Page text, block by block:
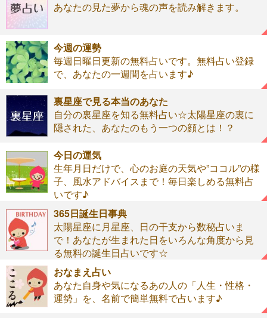
あなたの見た夢から魂の声を読み解きます。
今週の運勢
毎週日曜日更新の無料占いです。無料占い登録
で、あなたの一週間を占います♪
裏星座で見る本当のあなた
自分の裏星座を知る無料占い☆太陽星座の裏に
隠された、あなたのもう一つの顔とは！？
今日の運気
生年月日だけで、心のお庭の天気や”ココル”の様
子、風水アドバイスまで！毎日楽しめる無料占
いです♪
365日誕生日事典
太陽星座に月星座、日の干支から数秘占いま
で！あなたが生まれた日をいろんな角度から見
る無料の誕生日占いです☆
おなまえ占い
あなた自身や気になるあの人の「人生・性格・
運勢」を、名前で簡単無料で占います♪